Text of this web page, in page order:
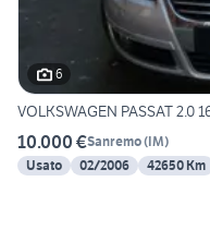
6
VOLKSWAGEN PASSAT 2.0
10.000 €Sanremo(IM)
Usato
02/2006 42650 Km